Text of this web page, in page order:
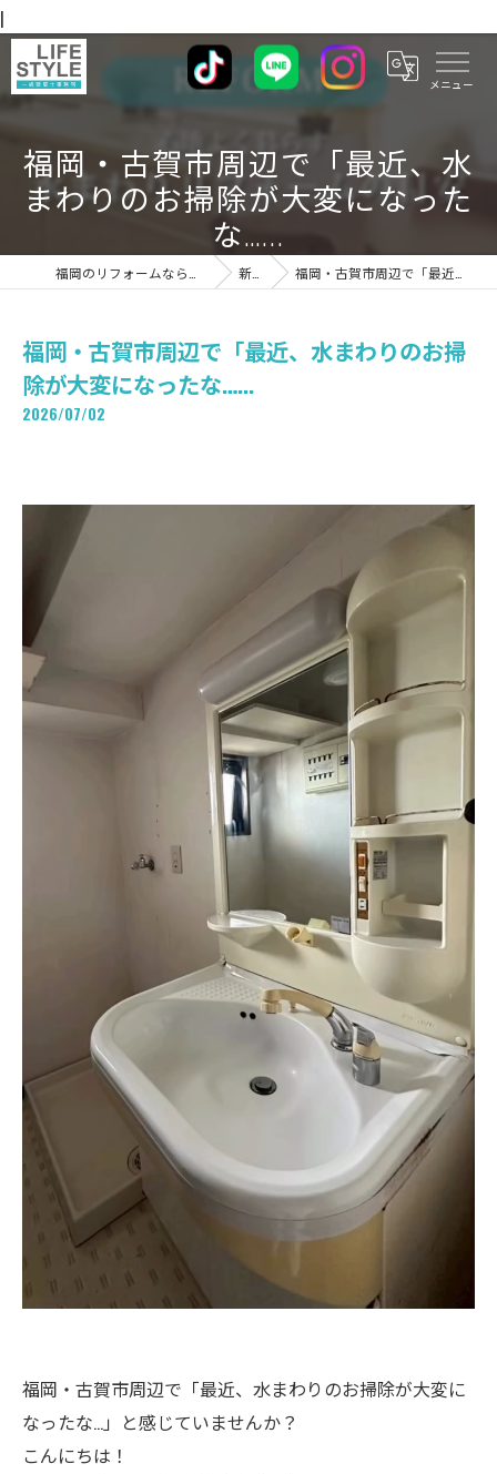
|
福岡・古賀市周辺で「最近、水
まわりのお掃除が大変になった
な…...
新着情報 福岡・古賀市周辺で「最近、水まわりのお掃除が大変になったな…...
福岡・古賀市周辺で「最近、水まわりのお掃
除が大変になったな…...
2026/07/02
福岡・古賀市周辺で「最近、水まわりのお掃除が大変に
なったな…」と感じていませんか？
こんにちは！